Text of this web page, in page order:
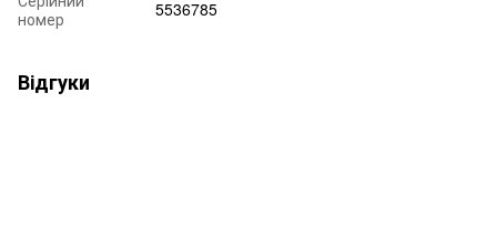
номер
5536785
Відгуки